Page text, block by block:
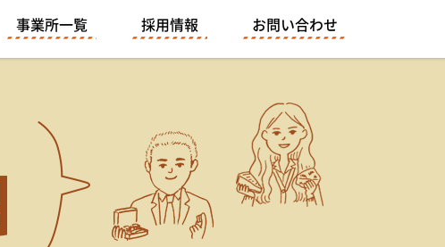
事業所一覧 採用情報 お問い合わせ